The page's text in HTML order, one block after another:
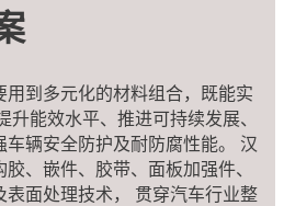
到多元化的材料组合，既能实
升能效水平、推进可持续发展、
车辆安全防护及耐防腐性能。 汉
、嵌件、胶带、面板加强件、
表面处理技术， 贯穿汽车行业整